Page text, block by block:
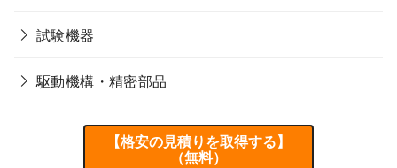
試験機器
駆動機構・精密部品
【格安の見積りを取得する】
（無料）